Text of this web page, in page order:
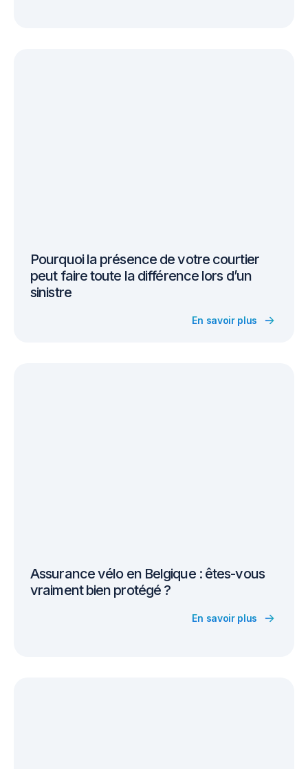
Pourquoi la présence de votre courtier
peut faire toute la différence lors d’un
sinistre
En savoir plus
Assurance vélo en Belgique : êtes-vous
vraiment bien protégé ?
En savoir plus